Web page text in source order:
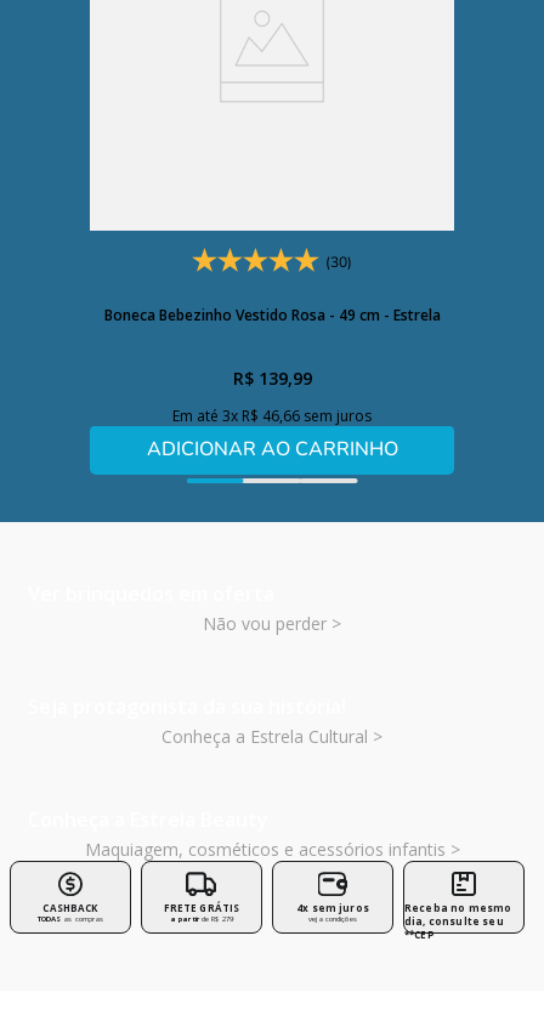
(30)
Boneca Bebezinho Vestido Rosa - 49 cm - Estrela
R$ 139,99
Em até 3x R$ 46,66 sem juros
ADICIONAR AO CARRINHO
Não vou perder >
Conheça a Estrela Cultural >
Maquiagem, cosméticos e acessórios infantis >
CASHBACK
TODAS as compras
FRETE GRÁTIS
a partirde R$ 279
4x sem juros
veja condições
Receba no mesmo
dia, consulte seu
**CEP